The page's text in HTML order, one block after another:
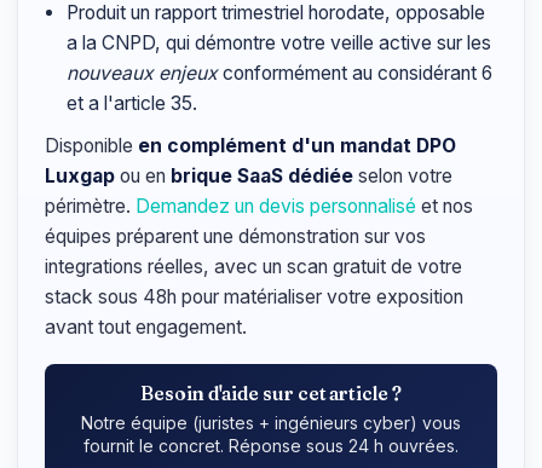
Produit un rapport trimestriel horodate, opposable
a la CNPD, qui démontre votre veille active sur les
nouveaux enjeuxconformément au considérant 6
et a l'article 35.
Disponible en complément d'un mandat DPO
Luxgap ou en brique SaaS dédiée selon votre
périmètre. Demandez un devis personnalisé et nos
équipes préparent une démonstration sur vos
integrations réelles, avec un scan gratuit de votre
stack sous 48h pour matérialiser votre exposition
avant tout engagement.
Besoin d'aide sur cet article ?
Notre équipe (juristes + ingénieurs cyber) vous
fournit le concret. Réponse sous 24 h ouvrées.